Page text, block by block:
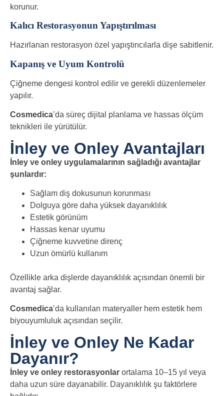
korunur.
Kalıcı Restorasyonun Yapıştırılması
Hazırlanan restorasyon özel yapıştırıcılarla dişe sabitlenir.
Kapanış ve Uyum Kontrolü
Çiğneme dengesi kontrol edilir ve gerekli düzenlemeler
yapılır.
Cosmedica’da süreç dijital planlama ve hassas ölçüm
teknikleri ile yürütülür.
İnley ve Onley Avantajları
İnley ve onley uygulamalarının sağladığı avantajlar
şunlardır:
Sağlam diş dokusunun korunması
Dolguya göre daha yüksek dayanıklılık
Estetik görünüm
Hassas kenar uyumu
Çiğneme kuvvetine direnç
Uzun ömürlü kullanım
Özellikle arka dişlerde dayanıklılık açısından önemli bir
avantaj sağlar.
Cosmedica’da kullanılan materyaller hem estetik hem
biyouyumluluk açısından seçilir.
İnley ve Onley Ne Kadar
Dayanır?
İnley ve onley restorasyonlar ortalama 10–15 yıl veya
daha uzun süre dayanabilir. Dayanıklılık şu faktörlere